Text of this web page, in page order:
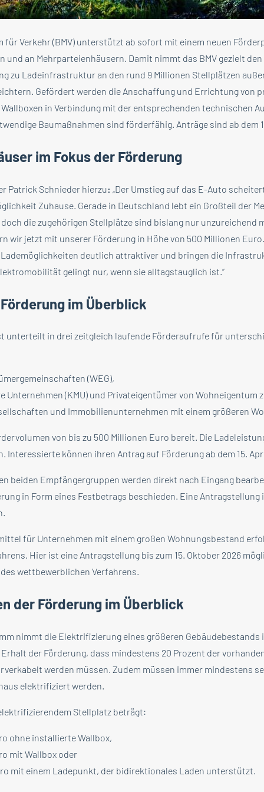
für Verkehr (BMV) unterstützt ab sofort mit einem neuen
an Mehrparteienhäusern. Damit nimmt das BMV gezielt
zu Ladeinfrastruktur an den rund 9 Millionen Stellplätzen
Gefördert werden die Anschaffung und Errichtung von
in Verbindung mit der entsprechenden technischen
Baumaßnahmen sind förderfähig. Anträge sind ab dem
im Fokus der Förderung
Patrick Schnieder hierzu: „Der Umstieg auf das E-Auto
Zuhause. Gerade in Deutschland lebt ein Großteil der
die zugehörigen Stellplätze sind bislang nur
wir jetzt mit unserer Förderung in Höhe von 500 Millionen
deutlich attraktiver und bringen die
gelingt nur, wenn sie alltagstauglich ist.“
im Überblick
unterteilt in drei zeitgleich laufende Förderaufrufe für
(WEG),
Unternehmen (KMU) und Privateigentümer von Wohneigentum
und Immobilienunternehmen mit einem größeren
von bis zu 500 Millionen Euro bereit. Die
Interessierte können ihren Antrag auf Förderung ab dem 15.
beiden Empfängergruppen werden direkt nach Eingang
in Form eines Festbetrags beschieden. Eine Antragstellung
für Unternehmen mit einem großen Wohnungsbestand
Hier ist eine Antragstellung bis zum 15. Oktober 2026
wettbewerblichen Verfahrens.
der Förderung im Überblick
nimmt die Elektrifizierung eines größeren Gebäudebestands
der Förderung, dass mindestens 20 Prozent der
werden müssen. Zudem müssen immer mindestens
elektrifiziert werden.
Stellplatz beträgt:
ohne installierte Wallbox,
mit Wallbox oder
mit einem Ladepunkt, der bidirektionales Laden unterstützt.